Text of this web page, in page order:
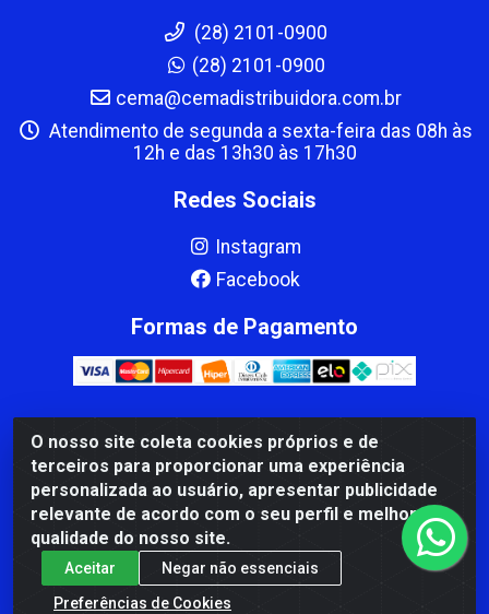
O nosso site coleta cookies próprios e de
terceiros para proporcionar uma experiência
personalizada ao usuário, apresentar publicidade
relevante de acordo com o seu perfil e melhorar a
qualidade do nosso site.
Aceitar
Negar não essenciais
Preferências de Cookies
(28) 2101-0900
(28) 2101-0900
cema@cemadistribuidora.com.br
Atendimento de segunda a sexta-feira das 08h às
12h e das 13h30 às 17h30
Redes Sociais
Instagram
Facebook
Formas de Pagamento
CBP MACEDO COMERCIO PEÇAS LTDA Matriz - av Mauro
Miranda Madureira, 1249 - Coramara , Cachoeiro de
Itapemirim/ES - CEP 29.311-310 - CNPJ 00.502.680/0001-41